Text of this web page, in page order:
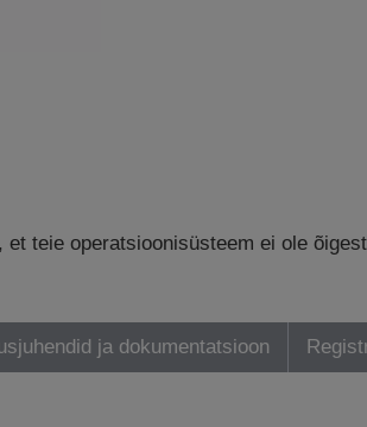
et teie operatsioonisüsteem ei ole
ja dokumentatsioon